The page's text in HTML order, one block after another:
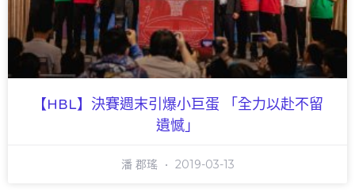
【HBL】決賽週末引爆小巨蛋 「全力以赴不留
遺憾」
潘 郡瑤 2019-03-13